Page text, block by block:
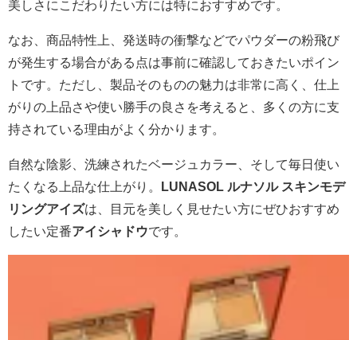
美しさにこだわりたい方には特におすすめです。
なお、商品特性上、発送時の衝撃などでパウダーの粉飛び
が発生する場合がある点は事前に確認しておきたいポイン
トです。ただし、製品そのものの魅力は非常に高く、仕上
がりの上品さや使い勝手の良さを考えると、多くの方に支
持されている理由がよく分かります。
自然な陰影、洗練されたベージュカラー、そして毎日使い
たくなる上品な仕上がり。
LUNASOL ルナソル スキンモデ
リングアイズは、目元を美しく見せたい方にぜひおすすめ
したい定番アイシャドウです。